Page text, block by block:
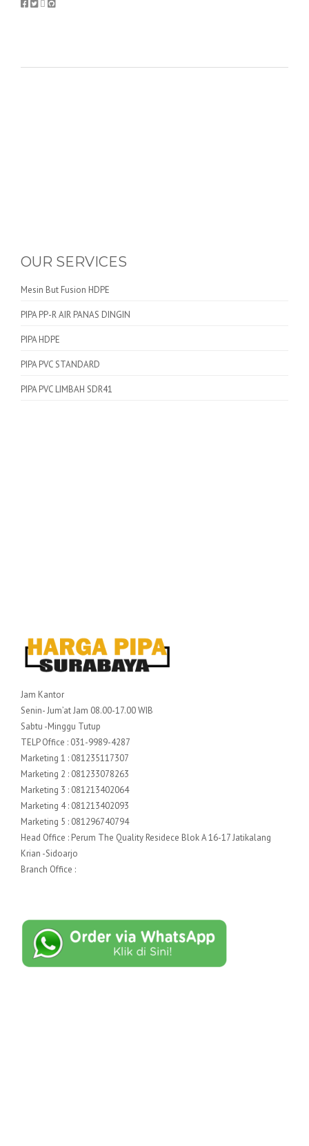
OUR SERVICES
Mesin But Fusion HDPE
PIPA PP-R AIR PANAS DINGIN
PIPA HDPE
PIPA PVC STANDARD
PIPA PVC LIMBAH SDR41
Jam Kantor
Senin- Jum’at Jam 08.00-17.00 WIB
Sabtu -Minggu Tutup
TELP Office : 031-9989-4287
Marketing 1 : 081235117307
Marketing 2 : 081233078263
Marketing 3 : 081213402064
Marketing 4 : 081213402093
Marketing 5 : 081296740794
Head Office : Perum The Quality Residece Blok A 16-17 Jatikalang
Krian -Sidoarjo
Branch Office :